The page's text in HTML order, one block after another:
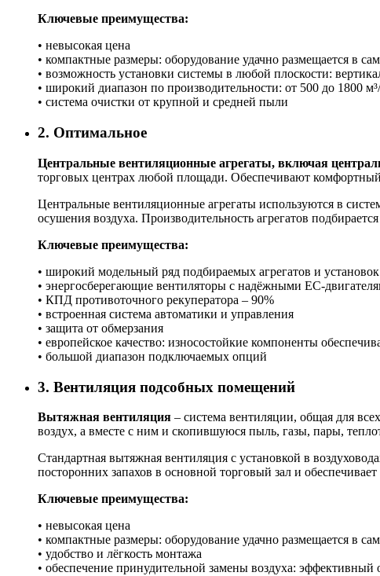
Ключевые преимущества:
• невысокая цена
• компактные размеры: оборудование удачно размещается в
• возможность установки системы в любой плоскости:
• широкий диапазон по производительности: от 500 до 1800
• система очистки от крупной и средней пыли
2. Оптимальное
Центральные вентиляционные агрегаты, включая
торговых центрах любой площади. Обеспечивают
Центральные вентиляционные агрегаты используются в
осушения воздуха. Производительность агрегатов
Ключевые преимущества:
• широкий модельный ряд подбираемых агрегатов и установок
• энергосберегающие вентиляторы с надёжными ЕС-
• КПД противоточного рекуператора – 90%
• встроенная система автоматики и управления
• защита от обмерзания
• европейское качество: износостойкие компоненты
• большой диапазон подключаемых опций
3. Вентиляция подсобных помещений
Вытяжная вентиляция – система вентиляции, общая для
воздух, а вместе с ним и скопившуюся пыль, газы, пары,
Стандартная вытяжная вентиляция с установкой в
посторонних запахов в основной торговый зал и
Ключевые преимущества:
• невысокая цена
• компактные размеры: оборудование удачно размещается в
• удобство и лёгкость монтажа
• обеспечение принудительной замены воздуха: